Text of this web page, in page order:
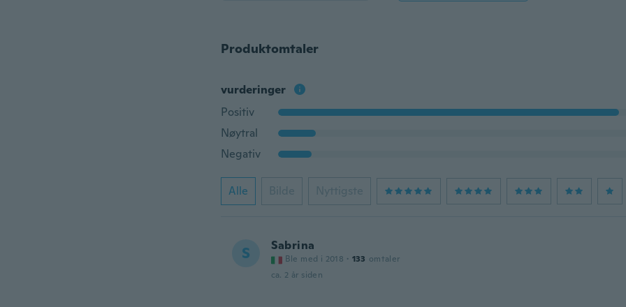
Produktomtaler
vurderinger
Positiv
Nøytral
Negativ
Alle Bilde Nyttigste
S Sabrina
Ble med i 2018 · 133 omtaler
ca. 2 år siden